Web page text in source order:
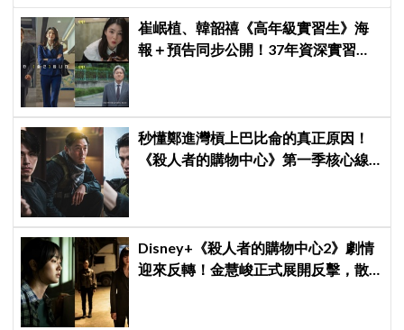
崔岷植、韓韶禧《高年級實習生》海
報＋預告同步公開！37年資深實習生
秒懂鄭進灣槓上巴比侖的真正原因！
《殺人者的購物中心》第一季核心線
Disney+《殺人者的購物中心2》劇情
迎來反轉！金慧峻正式展開反擊，散